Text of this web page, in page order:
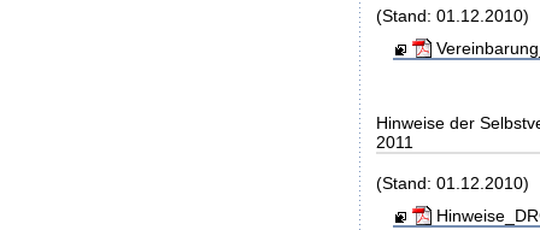
(Stand: 01.12.2010)
Hinweise der
2011
(Stand: 01.12.2010)